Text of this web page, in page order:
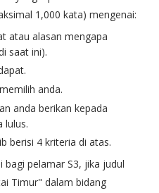
1,000 kata) mengenai:
atau alasan mengapa
saat ini).
anda.
anda berikan kepada
lulus.
berisi 4 kriteria di atas.
pelamar S3, jika judul
Timur" dalam bidang